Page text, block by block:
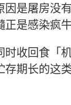
因是屠房没
是感染疯
时收回食「
存期长的这